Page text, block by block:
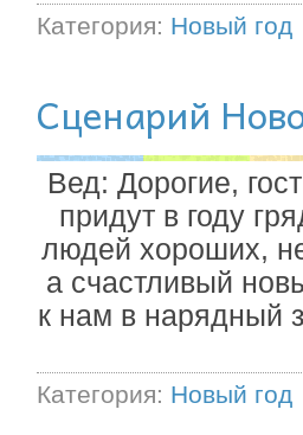
Категория: Новый год
Сценарий
Вед: Дорогие,
придут в году
людей хороших,
а счастливый
к нам в нарядный
Категория: Новый год